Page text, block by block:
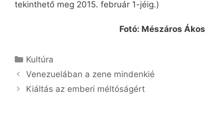
tekinthető meg 2015. február 1-jéig.)
Fotó: Mészáros Ákos
Kategória
Kultúra
Venezuelában a zene mindenkié
Kiáltás az emberi méltóságért